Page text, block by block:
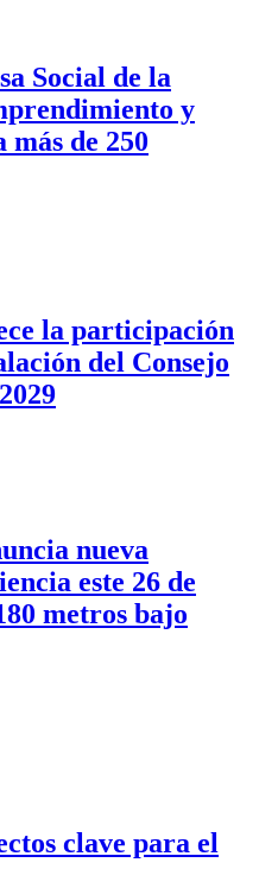
Social de la
y
de 250
la participación
del Consejo
nueva
este 26 de
metros bajo
clave para el